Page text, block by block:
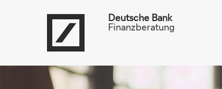
Deutsche Bank
Finanzberatung